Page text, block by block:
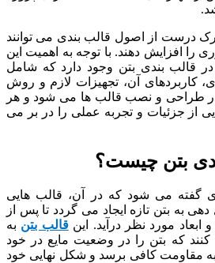
درست از اصول قالب بندی می توانند
را افزایش دهند. با توجه به اهمیت این
قالب بندی بتن وجود دارد که شامل
کاربردهای آن، تجهیزات لازم و روش
طراحی و نصب قالب ها می شود و هر
از جزئیات و تجربه عملی را در بر می
بتن چیست؟
گفته می شود که در آن، قالب هایی
به بتن تازه ایجاد می گردد تا پس از
مورد نظر درآید. اینقالب بتن به
که بتن را در وضعیت مایع در خود
به مقاومت کافی برسد و شکل نهایی خود